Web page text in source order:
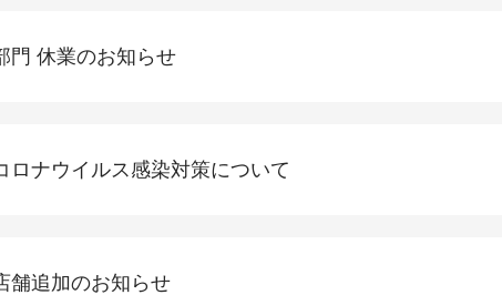
門 休業のお知らせ
ロナウイルス感染対策について
舗追加のお知らせ